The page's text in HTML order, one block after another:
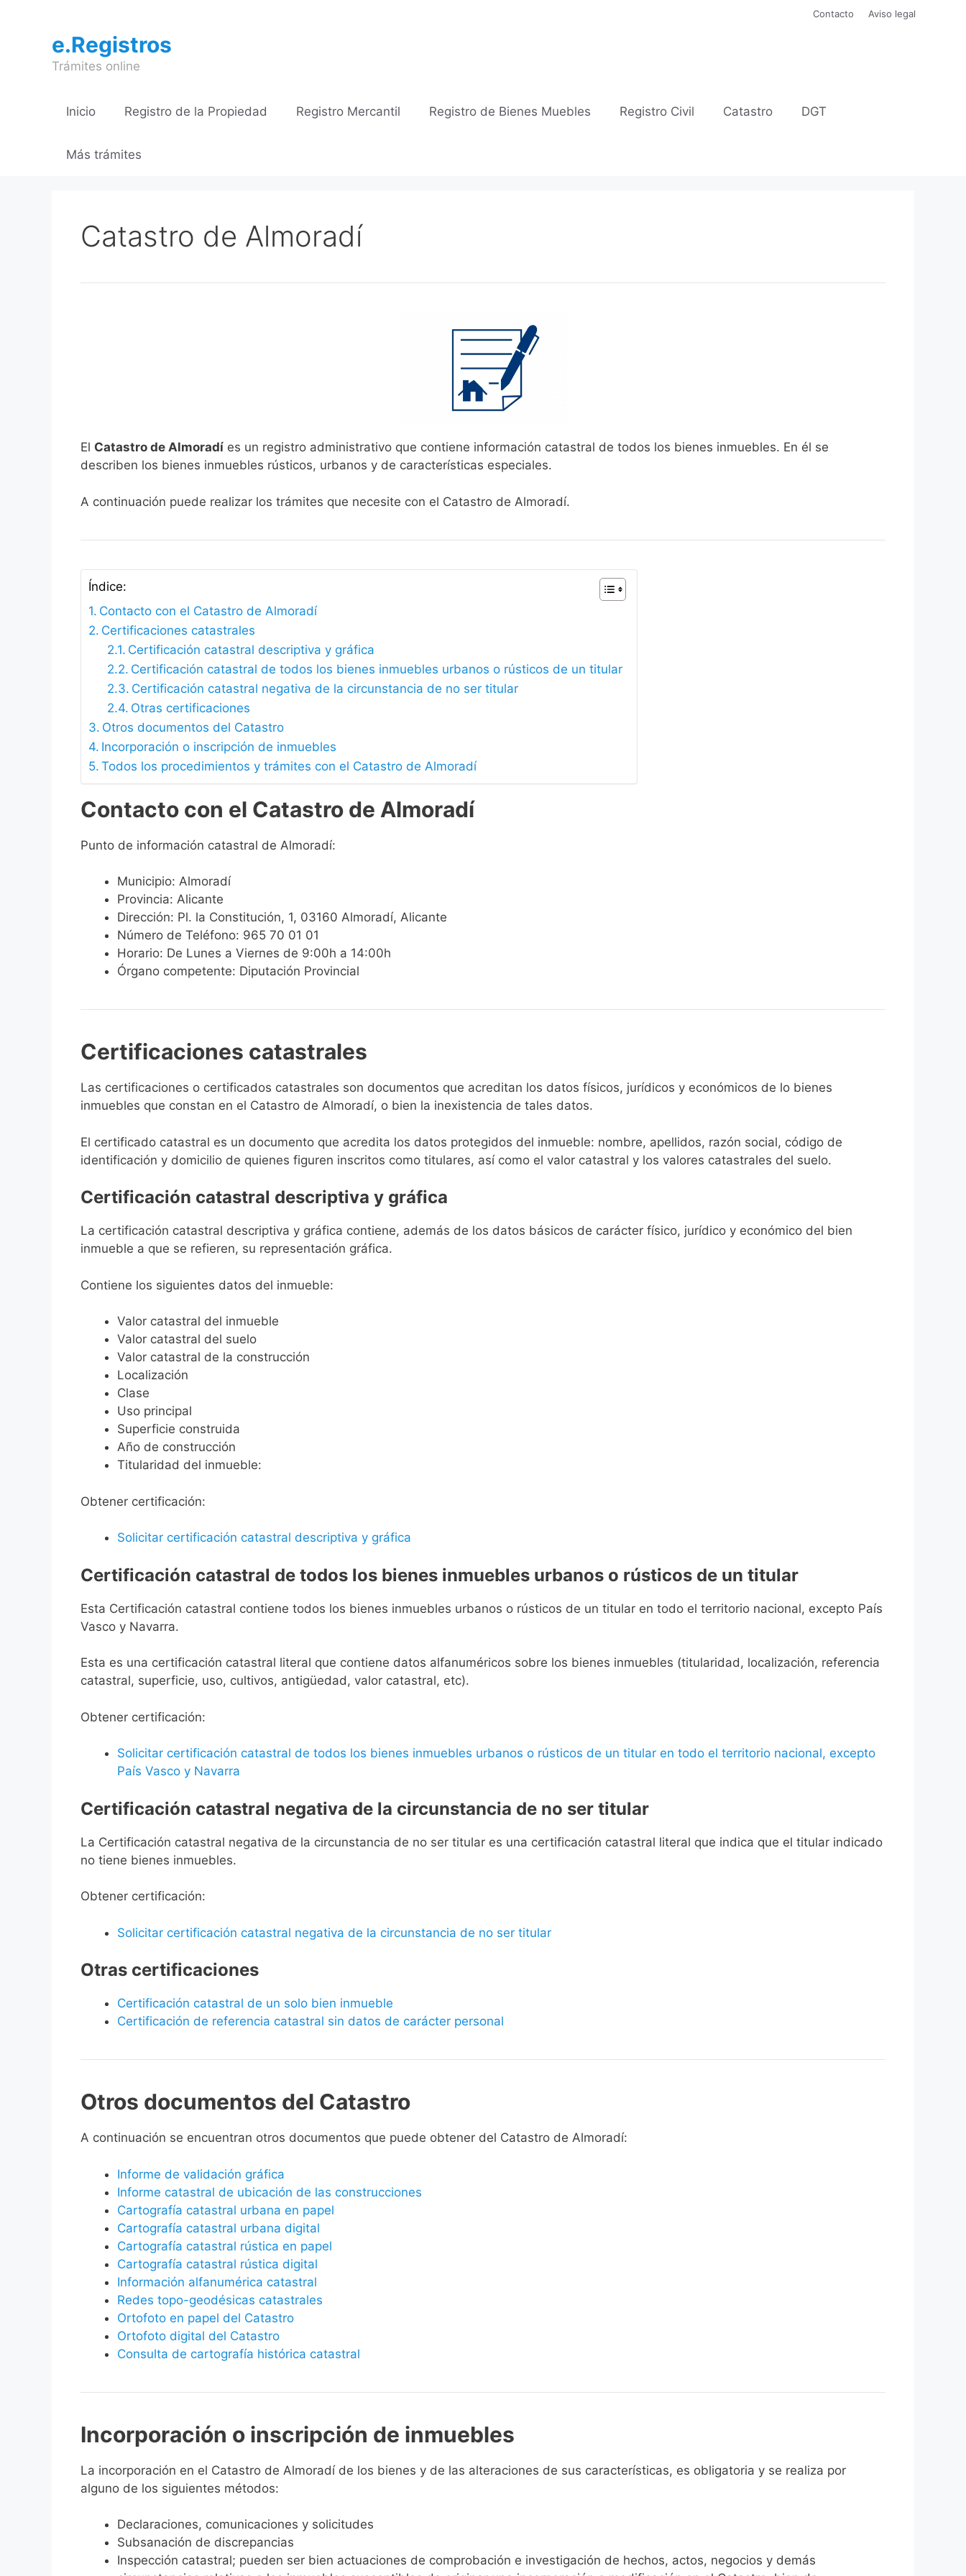
contenido
Contacto Aviso legal
e.Registros
Trámites online
Inicio Registro de la Propiedad Registro Mercantil Registro de Bienes Muebles Registro Civil Catastro DGT
Más trámites
Catastro de Almoradí
El Catastro de Almoradí es un registro administrativo que contiene información catastral de todos los bienes inmuebles. En él se
describen los bienes inmuebles rústicos, urbanos y de características especiales.
A continuación puede realizar los trámites que necesite con el Catastro de Almoradí.
Índice:
Contacto con el Catastro de Almoradí
Certificaciones catastrales
Certificación catastral descriptiva y gráfica
Certificación catastral de todos los bienes inmuebles urbanos o rústicos de un titular
Certificación catastral negativa de la circunstancia de no ser titular
Otras certificaciones
Otros documentos del Catastro
Incorporación o inscripción de inmuebles
Todos los procedimientos y trámites con el Catastro de Almoradí
Contacto con el Catastro de Almoradí
Punto de información catastral de Almoradí:
Municipio: Almoradí
Provincia: Alicante
Dirección: Pl. la Constitución, 1, 03160 Almoradí, Alicante
Número de Teléfono: 965 70 01 01
Horario: De Lunes a Viernes de 9:00h a 14:00h
Órgano competente: Diputación Provincial
Certificaciones catastrales
Las certificaciones o certificados catastrales son documentos que acreditan los datos físicos, jurídicos y económicos de lo bienes
inmuebles que constan en el Catastro de Almoradí, o bien la inexistencia de tales datos.
El certificado catastral es un documento que acredita los datos protegidos del inmueble: nombre, apellidos, razón social, código de
identificación y domicilio de quienes figuren inscritos como titulares, así como el valor catastral y los valores catastrales del suelo.
Certificación catastral descriptiva y gráfica
La certificación catastral descriptiva y gráfica contiene, además de los datos básicos de carácter físico, jurídico y económico del bien
inmueble a que se refieren, su representación gráfica.
Contiene los siguientes datos del inmueble:
Valor catastral del inmueble
Valor catastral del suelo
Valor catastral de la construcción
Localización
Clase
Uso principal
Superficie construida
Año de construcción
Titularidad del inmueble:
Obtener certificación:
Solicitar certificación catastral descriptiva y gráfica
Certificación catastral de todos los bienes inmuebles urbanos o rústicos de un titular
Esta Certificación catastral contiene todos los bienes inmuebles urbanos o rústicos de un titular en todo el territorio nacional, excepto País
Vasco y Navarra.
Esta es una certificación catastral literal que contiene datos alfanuméricos sobre los bienes inmuebles (titularidad, localización, referencia
catastral, superficie, uso, cultivos, antigüedad, valor catastral, etc).
Obtener certificación:
Solicitar certificación catastral de todos los bienes inmuebles urbanos o rústicos de un titular en todo el territorio nacional, excepto
País Vasco y Navarra
Certificación catastral negativa de la circunstancia de no ser titular
La Certificación catastral negativa de la circunstancia de no ser titular es una certificación catastral literal que indica que el titular indicado
no tiene bienes inmuebles.
Obtener certificación:
Solicitar certificación catastral negativa de la circunstancia de no ser titular
Otras certificaciones
Certificación catastral de un solo bien inmueble
Certificación de referencia catastral sin datos de carácter personal
Otros documentos del Catastro
A continuación se encuentran otros documentos que puede obtener del Catastro de Almoradí:
Informe de validación gráfica
Informe catastral de ubicación de las construcciones
Cartografía catastral urbana en papel
Cartografía catastral urbana digital
Cartografía catastral rústica en papel
Cartografía catastral rústica digital
Información alfanumérica catastral
Redes topo-geodésicas catastrales
Ortofoto en papel del Catastro
Ortofoto digital del Catastro
Consulta de cartografía histórica catastral
Incorporación o inscripción de inmuebles
La incorporación en el Catastro de Almoradí de los bienes y de las alteraciones de sus características, es obligatoria y se realiza por
alguno de los siguientes métodos:
Declaraciones, comunicaciones y solicitudes
Subsanación de discrepancias
Inspección catastral; pueden ser bien actuaciones de comprobación e investigación de hechos, actos, negocios y demás